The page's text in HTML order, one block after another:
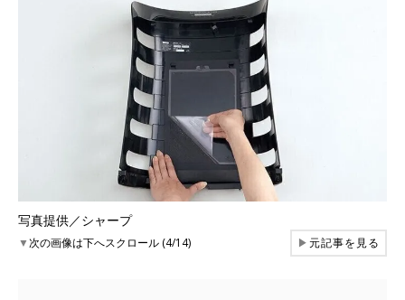
写真提供／シャープ
▼次の画像は下へスクロール (4/14) ▶元記事を見る